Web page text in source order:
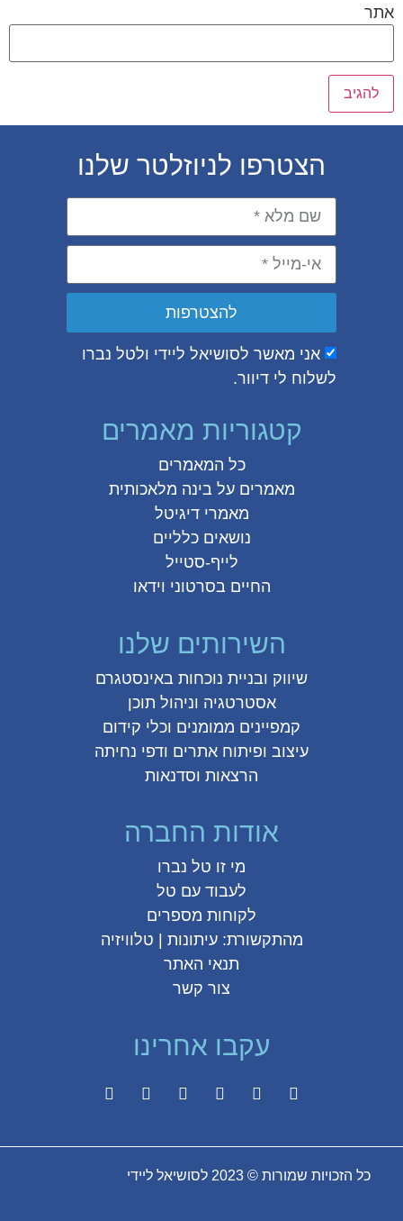
אתר
הצטרפו לניוזלטר שלנו
אני מאשר לסושיאל ליידי ולטל נברו
לשלוח לי דיוור.
להצטרפות
קטגוריות מאמרים
כל המאמרים
מאמרים עלבינה מלאכותית
מאמרי דיגיטל
נושאים כלליים
לייף-סטייל
החיים בסרטוני וידאו
השירותים שלנו
שיווק ובניית נוכחות באינסטגרם
אסטרטגיה וניהול תוכן
קמפיינים ממומנים וכלי קידום
עיצוב ופיתוח אתרים ודפי נחיתה
הרצאות וסדנאות
אודות החברה
מי זו טל נברו
לעבוד עם טל
לקוחות מספרים
מהתקשורת:עיתונות
טלוויזיה
תנאי האתר
צור קשר
עקבו אחרינו
כל הזכויות שמורות © 2023 לסושיאל ליידי